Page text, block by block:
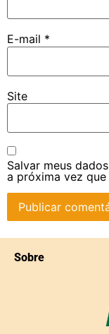
E-mail *
Site
Salvar meus
a próxima vez que
Sobre